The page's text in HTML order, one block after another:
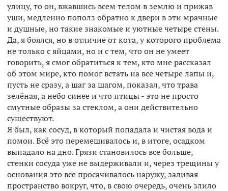
улицу, то он, вжавшись всем телом в землю и прижав
уши, медленно пополз обратно к двери в эти мрачные
и душные, но такие знакомые и уютные четыре стены.
Да, я боялся, но в отличие от кота, у которого проблема
не только с яйцами, но и с тем, что он не умеет
говорить, я смог обратиться к тем, кто мне рассказал
об этом мире, кто помог встать на все четыре лапы и,
пусть не сразу, а шаг за шагом, показал, что трава
зелёная, а небо синее и что птицы - это не просто
смутные образы за стеклом, а они действительно
существуют.
Я был, как сосуд, в который попадала и чистая вода и
помои. Всё это перемешивалось и, в итоге, осадком
выпадало на дно. Грязи становилось все больше,
стенки сосуда уже не выдерживали и, через трещины у
основания это все просачивалось наружу, заливая
пространство вокруг, что, в свою очередь, очень злило